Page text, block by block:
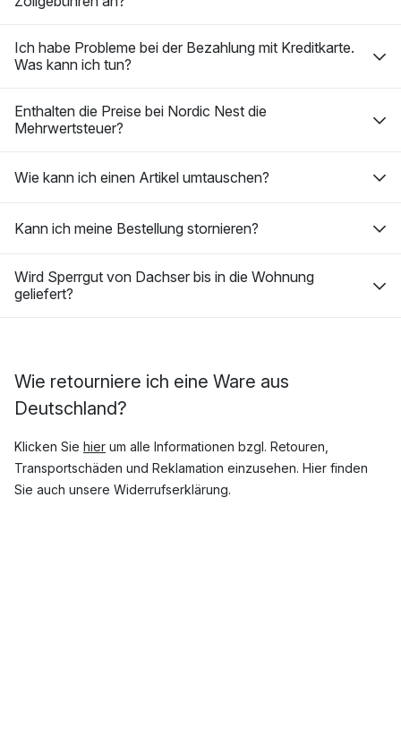
Ich habe Probleme bei der Bezahlung mit Kreditkarte.
Was kann ich tun?
Enthalten die Preise bei Nordic Nest die
Mehrwertsteuer?
Wie kann ich einen Artikel umtauschen?
Kann ich meine Bestellung stornieren?
Wird Sperrgut von Dachser bis in die Wohnung
geliefert?
Wie retourniere ich eine Ware aus
Deutschland?
Klicken Sie hier um alle Informationen bzgl. Retouren,
Transportschäden und Reklamation einzusehen. Hier finden
Sie auch unsere Widerrufserklärung.